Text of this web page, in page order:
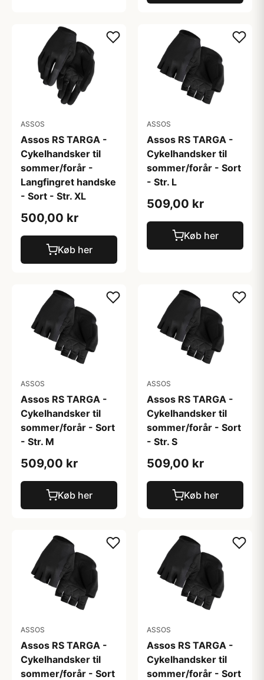
ASSOS
Assos RS TARGA -
Cykelhandsker til
sommer/forår -
Langfingret handske
- Sort - Str. XL
500,00 kr
Køb her
ASSOS
Assos RS TARGA -
Cykelhandsker til
sommer/forår - Sort
- Str. L
509,00 kr
Køb her
ASSOS
Assos RS TARGA -
Cykelhandsker til
sommer/forår - Sort
- Str. M
509,00 kr
Køb her
ASSOS
Assos RS TARGA -
Cykelhandsker til
sommer/forår - Sort
- Str. S
509,00 kr
Køb her
ASSOS
Assos RS TARGA -
Cykelhandsker til
sommer/forår - Sort
ASSOS
Assos RS TARGA -
Cykelhandsker til
sommer/forår - Sort